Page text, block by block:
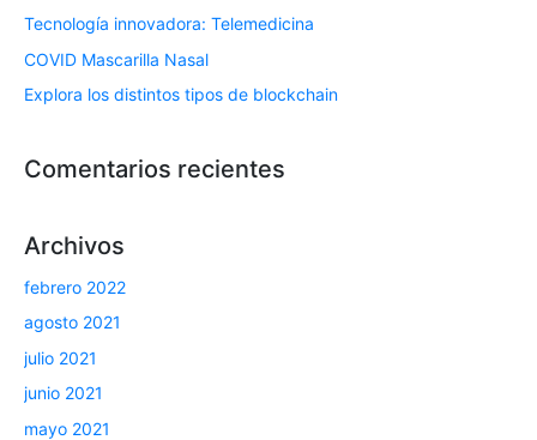
Tecnología innovadora: Telemedicina
COVID Mascarilla Nasal
Explora los distintos tipos de blockchain
Comentarios recientes
Archivos
febrero 2022
agosto 2021
julio 2021
junio 2021
mayo 2021